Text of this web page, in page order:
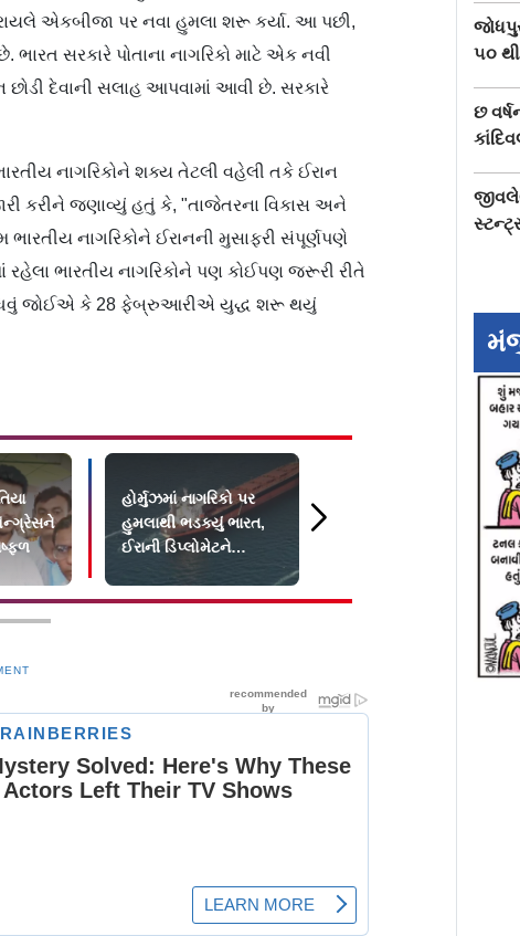
એકબીજા પર નવા હુમલા શરૂ કર્યા. આ પછી,
સરકારે પોતાના નાગરિકો માટે એક નવી
દેવાની સલાહ આપવામાં આવી છે. સરકારે
નાગરિકોને શક્ય તેટલી વહેલી તકે ઈરાન
કરીને જણાવ્યું હતું કે, "તાજેતરના વિકાસ અને
ભારતીય નાગરિકોને ઈરાનની મુસાફરી સંપૂર્ણપણે
રહેલા ભારતીય નાગરિકોને પણ કોઈપણ જરૂરી રીતે
જોઈએ કે 28 ફેબ્રુઆરીએ યુદ્ધ શરૂ થયું
હોર્મુઝમાં નાગરિકો પર
હુમલાથી ભડક્યું ભારત,
ઈરાની ડિપ્લોમેટને
"હોર્મુઝ ખુલ્લુ પણ ઈરાન
અમેરિકાને આપવી પડશે
૫૦
છ